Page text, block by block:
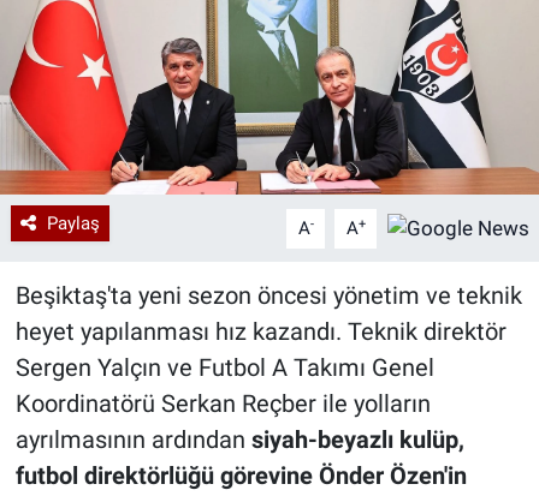
Paylaş A- A+
Beşiktaş'ta yeni sezon öncesi yönetim ve teknik
heyet yapılanması hız kazandı. Teknik direktör
Sergen Yalçın ve Futbol A Takımı Genel
Koordinatörü Serkan Reçber ile yolların
ayrılmasının ardından siyah-beyazlı kulüp,
futbol direktörlüğü görevine Önder Özen'in
Erişim Bilgileri
Sağlık
Teknoloji
Ramazan